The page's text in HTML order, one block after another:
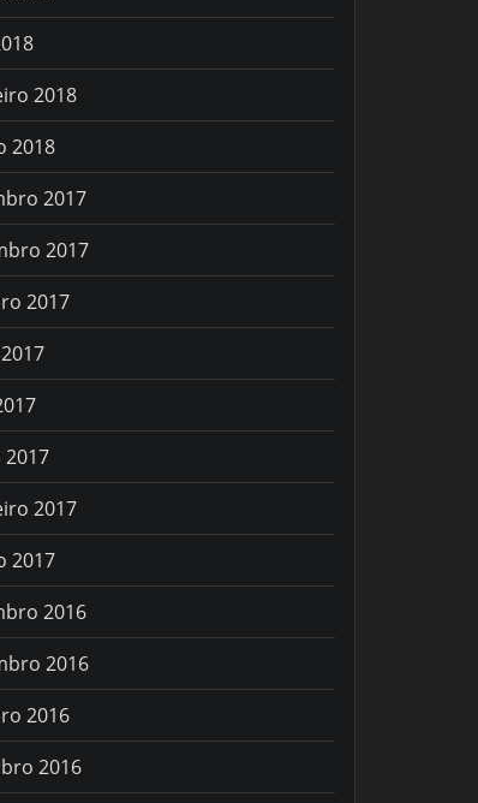
2018
2018
2017
2017
2017
2017
2017
2017
2016
2016
2016
2016